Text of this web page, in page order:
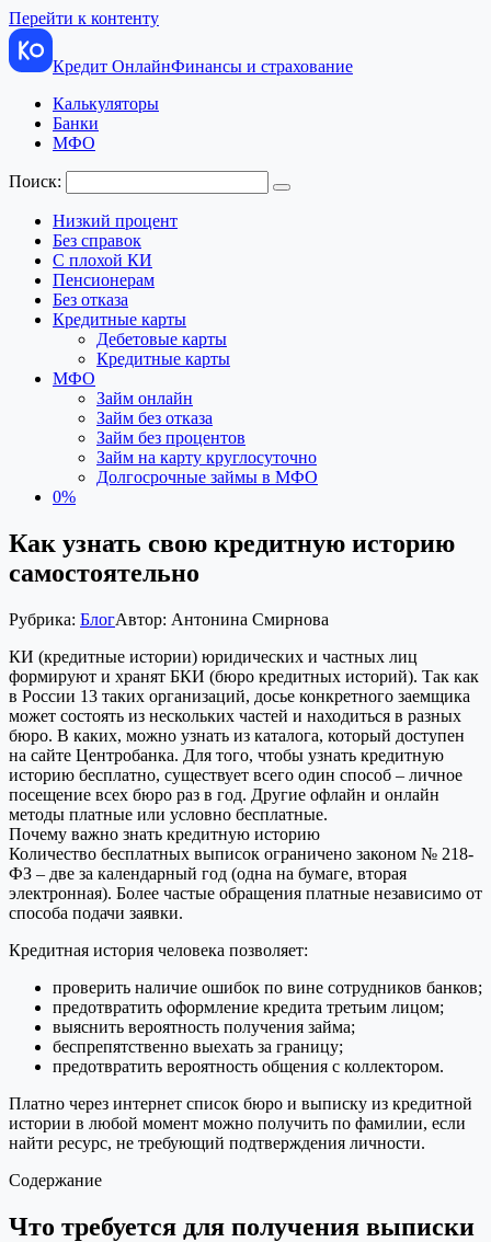
Перейти к контенту
Кредит ОнлайнФинансы и страхование
Калькуляторы
Банки
МФО
Поиск:
Низкий процент
Без справок
С плохой КИ
Пенсионерам
Без отказа
Кредитные карты
Дебетовые карты
Кредитные карты
МФО
Займ онлайн
Займ без отказа
Займ без процентов
Займ на карту круглосуточно
Долгосрочные займы в МФО
0%
Как узнать свою кредитную историю
самостоятельно
Рубрика: БлогАвтор: Антонина Смирнова
КИ (кредитные истории) юридических и частных лиц
формируют и хранят БКИ (бюро кредитных историй). Так как
в России 13 таких организаций, досье конкретного заемщика
может состоять из нескольких частей и находиться в разных
бюро. В каких, можно узнать из каталога, который доступен
на сайте Центробанка. Для того, чтобы узнать кредитную
историю бесплатно, существует всего один способ – личное
посещение всех бюро раз в год. Другие офлайн и онлайн
методы платные или условно бесплатные.
Почему важно знать кредитную историю
Количество бесплатных выписок ограничено законом № 218-
ФЗ – две за календарный год (одна на бумаге, вторая
электронная). Более частые обращения платные независимо от
способа подачи заявки.
Кредитная история человека позволяет:
проверить наличие ошибок по вине сотрудников банков;
предотвратить оформление кредита третьим лицом;
выяснить вероятность получения займа;
беспрепятственно выехать за границу;
предотвратить вероятность общения с коллектором.
Платно через интернет список бюро и выписку из кредитной
истории в любой момент можно получить по фамилии, если
найти ресурс, не требующий подтверждения личности.
Содержание
Что требуется для получения выписки